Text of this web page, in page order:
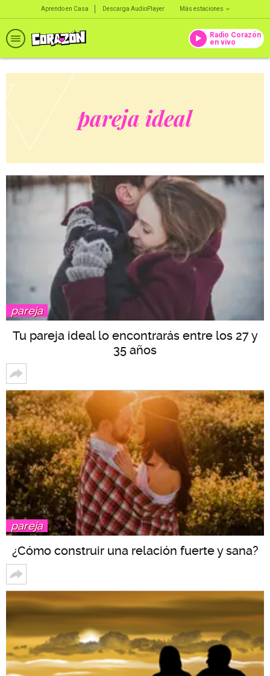
Aprendo en Casa Descarga AudioPlayer Más estaciones
Radio Corazón
en vivo
pareja ideal
pareja
Tu pareja ideal lo encontrarás entre los 27 y
35 años
pareja
¿Cómo construir una relación fuerte y sana?